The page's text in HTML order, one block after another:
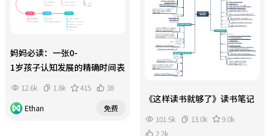
《这样读书就够了》读书笔记
101.5k 13.0k
9.0k
2.2k
妈妈必读：一张0-
1岁孩子认知发展的精确时间表
12.6k 1.8k 415
38
Ethan
免费